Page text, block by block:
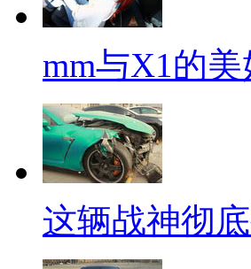
mm与X1的
这辆战神彻